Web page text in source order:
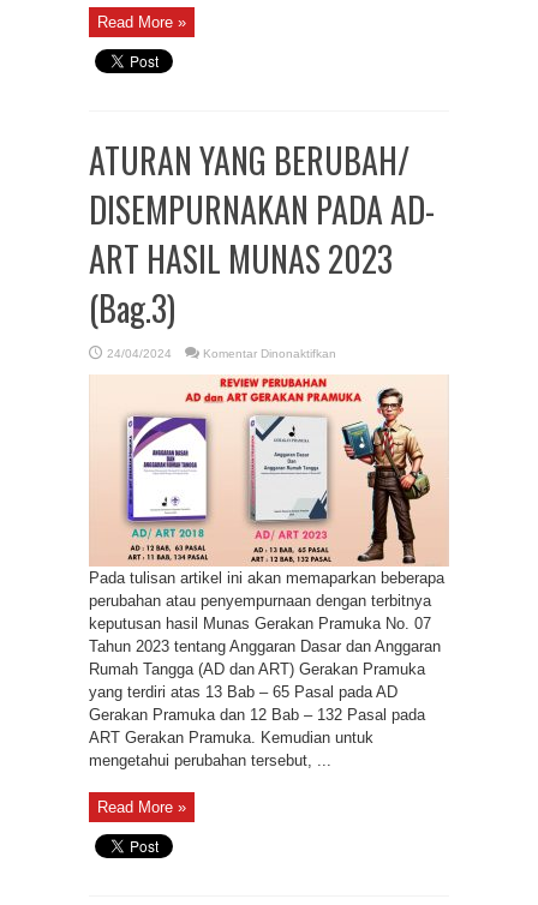
Read More »
ATURAN YANG BERUBAH/
DISEMPURNAKAN PADA AD-
ART HASIL MUNAS 2023
(Bag.3)
24/04/2024 Komentar Dinonaktifkan
YANG
BERUBAH/
DISEMPURNAKAN
PADA
AD-
ART
HASIL
MUNAS
(Bag.3)
Pada tulisan artikel ini akan memaparkan beberapa
perubahan atau penyempurnaan dengan terbitnya
keputusan hasil Munas Gerakan Pramuka No. 07
Tahun 2023 tentang Anggaran Dasar dan Anggaran
Rumah Tangga (AD dan ART) Gerakan Pramuka
yang terdiri atas 13 Bab – 65 Pasal pada AD
Gerakan Pramuka dan 12 Bab – 132 Pasal pada
ART Gerakan Pramuka. Kemudian untuk
mengetahui perubahan tersebut, ...
Read More »